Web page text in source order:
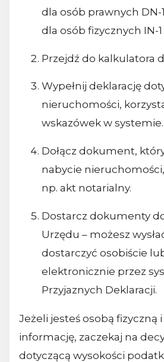
dla osób prawnych
dla osób fizycznych IN-1
Przejdź do kalkulatora
Wypełnij deklarację
nieruchomości,
wskazówek w systemie.
Dołącz dokument,
nabycie
np. akt notarialny.
Dostarcz dokumenty
Urzędu – możesz
dostarczyć osobiście
elektronicznie przez
Przyjaznych Deklaracji.
Jeżeli jesteś osobą fizyczną i
informację, zaczekaj na
dotyczącą wysokości